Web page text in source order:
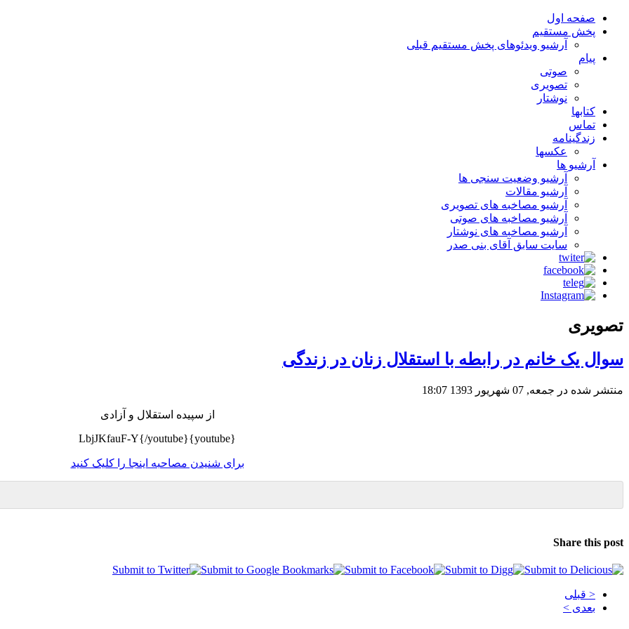
صفحه اول
پخش مستقیم
آرشیو ویدئوهای پخش مستقیم قبلی
پیام
صوتی
تصویری
نوشتار
کتابها
تماس
زندگینامه
عکسها
آرشیو ها
آرشیو وضعیت سنجی ها
آرشیو مقالات
آرشیو مصاخبه های تصویری
آرشیو مصاخبه های صوتی
آرشیو مصاخبه های نوشتار
سایت سابق آقای بنی صدر
تصویری
سوال یک خانم در رابطه با استقلال زنان در زندگی
منتشر شده در جمعه, 07 شهریور 1393 18:07
از سپیده استقلال و آزادی
{youtube}LbjJKfauF-Y{/youtube}
برای شنیدن مصاحبه اینجا را کلیک کنید
Share this post
< قبلی
بعدی >